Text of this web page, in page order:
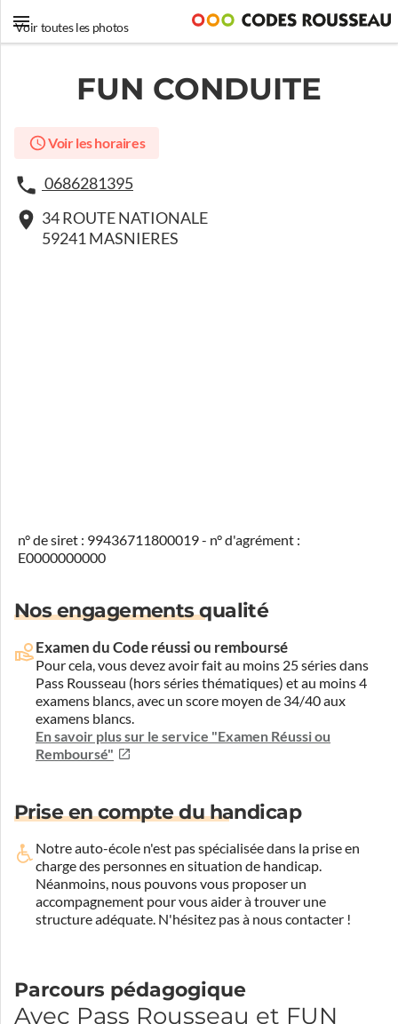
Voir toutes les photos
FUN CONDUITE
Voir les horaires
0686281395
34 ROUTE NATIONALE
59241 MASNIERES
n° de siret : 99436711800019 - n° d'agrément :
E0000000000
Nos engagements qualité
Examen du Code réussi ou remboursé
Pour cela, vous devez avoir fait au moins 25 séries dans
Pass Rousseau (hors séries thématiques) et au moins 4
examens blancs, avec un score moyen de 34/40 aux
examens blancs.
En savoir plus sur le service "Examen Réussi ou
Remboursé"
Prise en compte du handicap
Notre auto-école n'est pas spécialisée dans la prise en
charge des personnes en situation de handicap.
Néanmoins, nous pouvons vous proposer un
accompagnement pour vous aider à trouver une
structure adéquate. N'hésitez pas à nous contacter !
Parcours pédagogique
Avec Pass Rousseau et FUN